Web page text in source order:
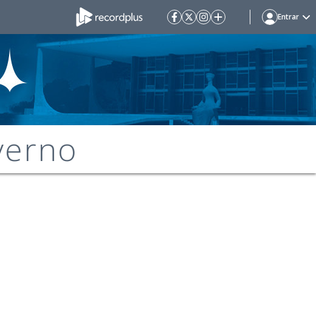
Entrar